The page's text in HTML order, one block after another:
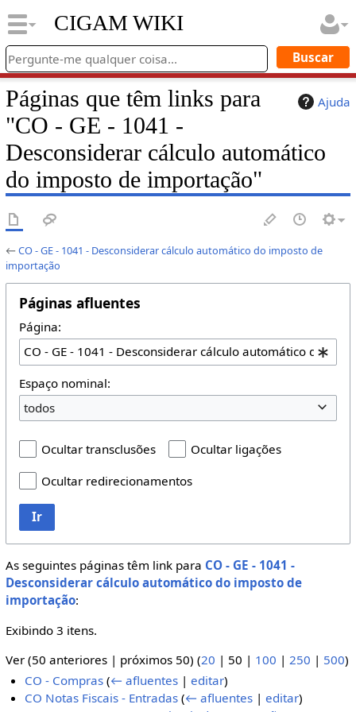
CIGAM WIKI
Ajuda
Páginas que têm links para
"CO - GE - 1041 -
Desconsiderar cálculo automático
do imposto de importação"
←CO - GE - 1041 - Desconsiderar cálculo automático do imposto de
importação
Páginas afluentes
Página:
Espaço nominal:
todos
Ocultar transclusões
Ocultar ligações
Ocultar redirecionamentos
Ir
As seguintes páginas têm link para CO - GE - 1041 -
Desconsiderar cálculo automático do imposto de
importação:
Exibindo 3 itens.
Ver (50 anteriores| próximos 50) (20 | 50 | 100 | 250 | 500)
CO - Compras (← afluentes |editar)
CO Notas Fiscais - Entradas (← afluentes |editar)